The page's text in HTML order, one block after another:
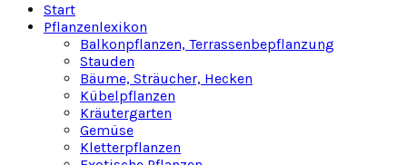
Start
Pflanzenlexikon
Balkonpflanzen, Terrassenbepflanzung
Stauden
Bäume, Sträucher, Hecken
Kübelpflanzen
Kräutergarten
Gemüse
Kletterpflanzen